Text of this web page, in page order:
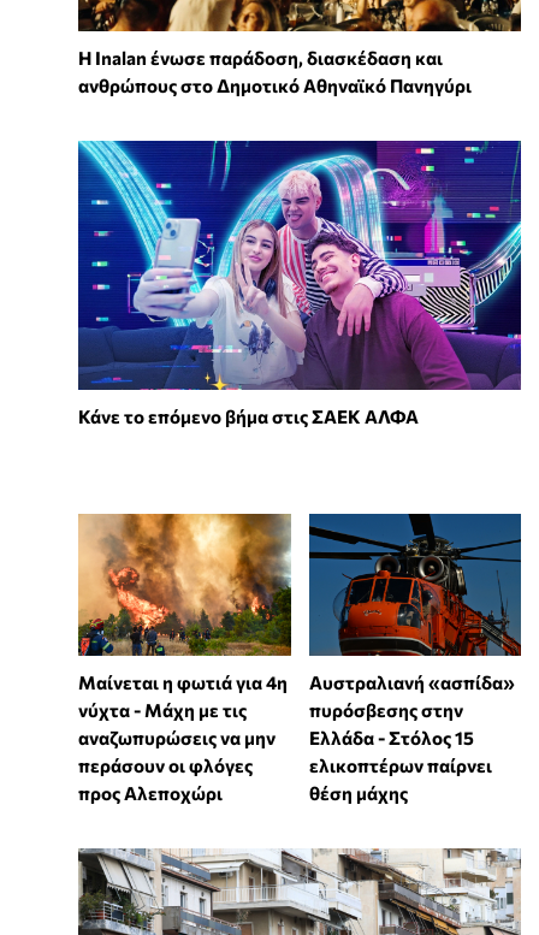
Η Inalan ένωσε παράδοση, διασκέδαση και
ανθρώπους στο Δημοτικό Αθηναϊκό Πανηγύρι
Κάνε το επόμενο βήμα στις ΣΑΕΚ ΑΛΦΑ
Μαίνεται η φωτιά για 4η
νύχτα - Μάχη με τις
αναζωπυρώσεις να μην
περάσουν οι φλόγες
προς Αλεποχώρι
Αυστραλιανή «ασπίδα»
πυρόσβεσης στην
Ελλάδα - Στόλος 15
ελικοπτέρων παίρνει
θέση μάχης